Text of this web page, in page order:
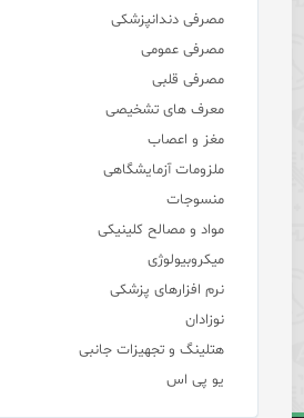
مصرفی دندانپزشکی
مصرفی عمومی
مصرفی قلبی
معرف های تشخیصی
مغز و اعصاب
ملزومات آزمایشگاهی
منسوجات
مواد و مصالح کلینیکی
میکروبیولوژی
نرم افزارهای پزشکی
نوزادان
هتلینگ و تجهیزات جانبی
یو پی اس